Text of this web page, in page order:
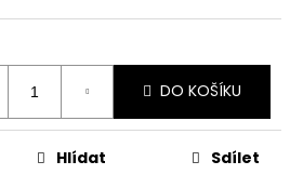
DO KOŠÍKU
Hlídat Sdílet